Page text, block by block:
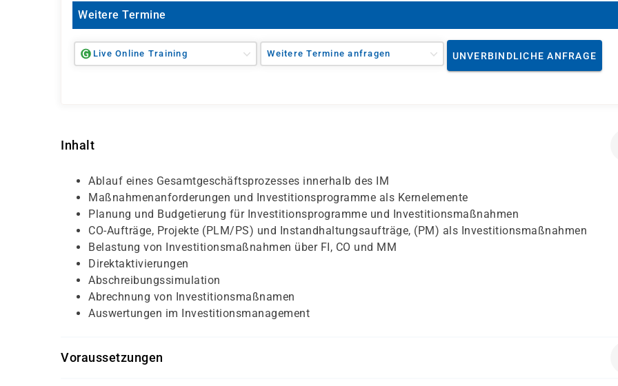
Weitere Termine
Live Online Training Weitere Termine anfragen UNVERBINDLICHE ANFRAGE
Inhalt
Ablauf eines Gesamtgeschäftsprozesses innerhalb des IM
Maßnahmenanforderungen und Investitionsprogramme als Kernelemente
Planung und Budgetierung für Investitionsprogramme und Investitionsmaßnahmen
CO-Aufträge, Projekte (PLM/PS) und Instandhaltungsaufträge, (PM) als Investitionsmaßnahmen
Belastung von Investitionsmaßnahmen über FI, CO und MM
Direktaktivierungen
Abschreibungssimulation
Abrechnung von Investitionsmaßnamen
Auswertungen im Investitionsmanagement
Voraussetzungen